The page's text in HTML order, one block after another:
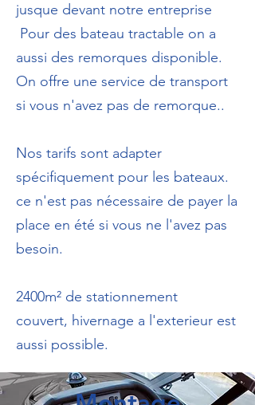
jusque devant notre entreprise
Pour des bateau tractable on a
aussi des remorques disponible.
On offre une service de transport
si vous n'avez pas de remorque..
Nos tarifs sont adapter
spécifiquement pour les bateaux.
ce n'est pas nécessaire de payer la
place en été si vous ne l'avez pas
besoin.
2400m² de stationnement
couvert, hivernage a l'exterieur est
aussi possible.